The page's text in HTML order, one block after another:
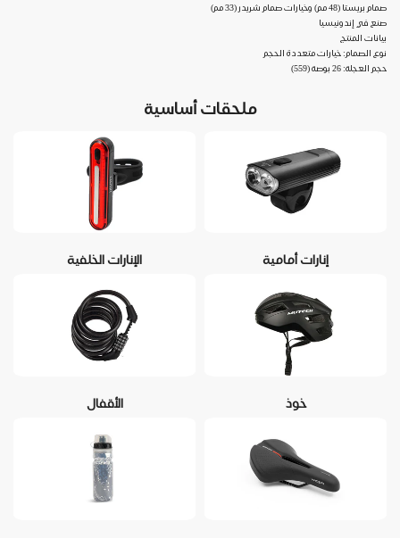
صمام بريستا (48 مم) وخيارات صمام شريدر (33 مم)
صنع في إندونيسيا
بيانات المنتج
نوع الصمام: خيارات متعددة الحجم
حجم العجلة: 26 بوصة (559)
ملحقات أساسية
إنارات أمامية الإنارات الخلفية
خوذ الأقفال